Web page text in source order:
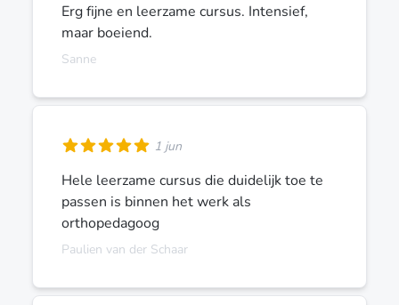
Erg fijne en leerzame cursus. Intensief,
maar boeiend.
Sanne
1 jun
Hele leerzame cursus die duidelijk toe te
passen is binnen het werk als
orthopedagoog
Paulien van der Schaar